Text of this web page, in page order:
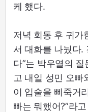
케 했다.
저녁 회동 후 귀가
서 대화를 나눴다.
다”는 박우열의
고 내일 성민 오빠
이 입술을 삐죽거
빠는 뭐했어?”라